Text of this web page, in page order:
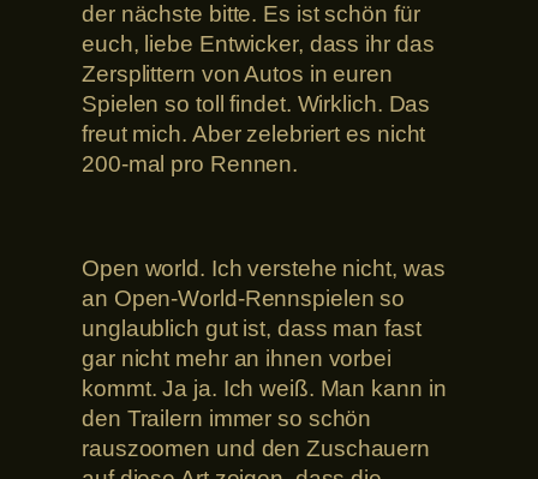
der nächste bitte. Es ist schön für
euch, liebe Entwicker, dass ihr das
Zersplittern von Autos in euren
Spielen so toll findet. Wirklich. Das
freut mich. Aber zelebriert es nicht
200-mal pro Rennen.
Open world. Ich verstehe nicht, was
an Open-World-Rennspielen so
unglaublich gut ist, dass man fast
gar nicht mehr an ihnen vorbei
kommt. Ja ja. Ich weiß. Man kann in
den Trailern immer so schön
rauszoomen und den Zuschauern